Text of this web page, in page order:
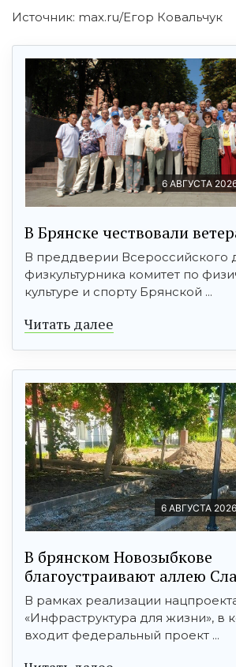
Источник: max.ru/Егор Ковальчук
6 АВГУСТА
В Брянске чествовали
В преддверии Всероссийского
физкультурника комитет по
культуре и спорту Брянской ...
Читать далее
6 АВГУСТА
В брянском Новозыбкове
благоустраивают аллею
В рамках реализации
«Инфраструктура для жизни», в
входит федеральный проект ...